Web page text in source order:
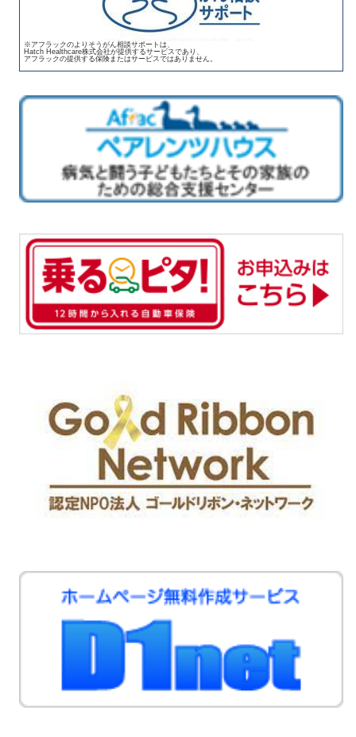
※アフラックのよりそうがん相談サポートは、
Hatch Healthcare株式会社が提供するサービスであり、
アフラックの提供する保険またはサービスではありません。